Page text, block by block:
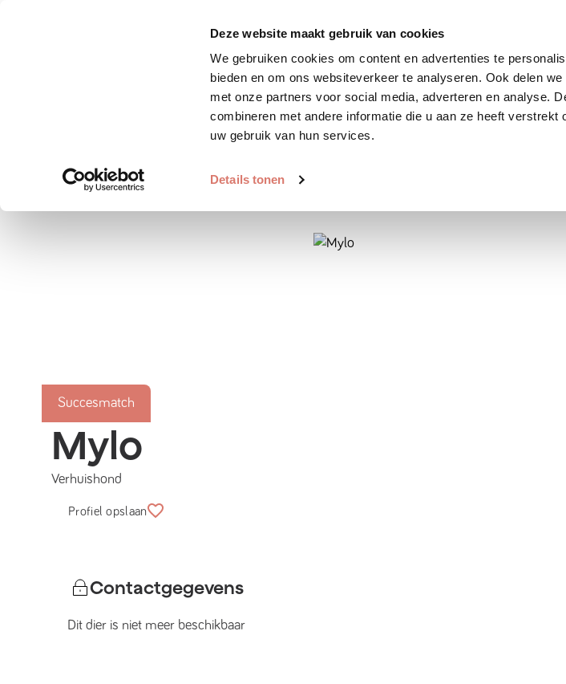
Deze website maakt gebruik van cookies
We gebruiken cookies om content en advertenties te
bieden en om ons websiteverkeer te analyseren. Ook delen
met onze partners voor social media, adverteren en analyse.
combineren met andere informatie die u aan ze heeft
uw gebruik van hun services.
Details tonen
Zoek huisdier Plaats huisdier Hoe werkt het?
Succesmatch
Mylo
Verhuishond
Profiel opslaan
Contactgegevens
Dit dier is niet meer beschikbaar